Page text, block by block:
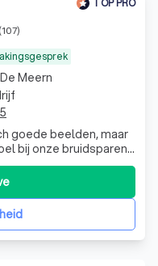
goede beelden, maar
bij onze bruidsparen.
op het juiste
Meern